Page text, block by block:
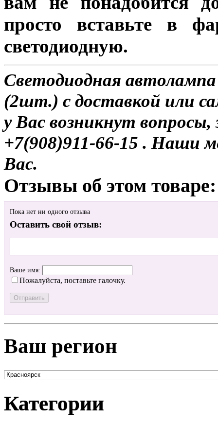
просто вставьте в
светодиодную.
Светодиодная
(2шт.) с доставкой или
у Вас возникнут
+7(908)911-66-15 . Наши
Вас.
Отзывы об этом товаре:
Пока нет ни одного отзыва
Оставить свой отзыв:
Ваше имя:
Пожалуйста, поставьте галочку.
Ваш регион
Категории